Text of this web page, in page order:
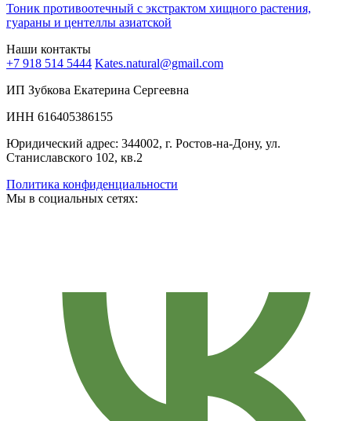
Тоник противоотечный с экстрактом хищного растения,
гуараны и центеллы азиатской
Наши контакты
+7 918 514 5444 Kates.natural@gmail.com
ИП Зубкова Екатерина Сергеевна
ИНН 616405386155
Юридический адрес: 344002, г. Ростов-на-Дону, ул.
Станиславского 102, кв.2
Политика конфиденциальности
Мы в социальных сетях: